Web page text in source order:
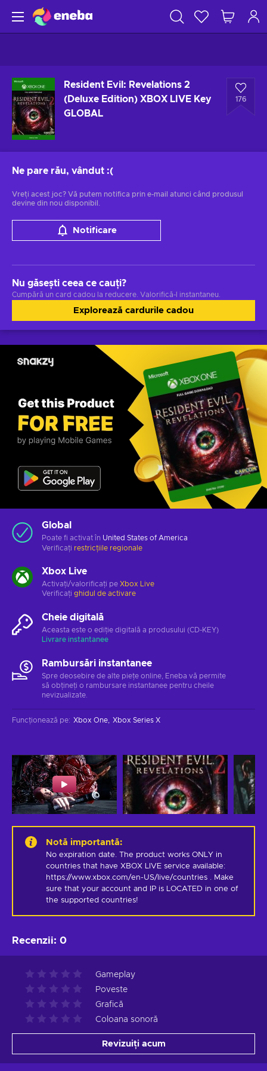
Resident Evil: Revelations 2
(Deluxe Edition) XBOX LIVE Key
GLOBAL
176
Ne pare rău, vândut :(
Vreți acest joc? Vă putem notifica prin e-mail atunci când produsul
devine din nou disponibil.
Notificare
Nu găsești ceea ce cauți?
Cumpără un card cadou la reducere. Valorifică-l instantaneu.
Explorează cardurile cadou
Global
Poate fi activat în United States of America
Verificați restricțiile regionale
Xbox Live
Activați/valorificați pe Xbox Live
Verificați ghidul de activare
Cheie digitală
Aceasta este o ediție digitală a produsului (CD-KEY)
Livrare instantanee
Rambursări instantanee
Spre deosebire de alte piețe online, Eneba vă permite
să obțineți o rambursare instantanee pentru cheile
nevizualizate.
Funcționează pe: Xbox One Xbox Series X
Notă importantă:
No expiration date. The product works ONLY in
countries that have XBOX LIVE service available:
https://www.xbox.com/en-US/live/countries . Make
sure that your account and IP is LOCATED in one of
the supported countries!
Recenzii: 0
Gameplay
Poveste
Grafică
Coloana sonoră
Revizuiți acum